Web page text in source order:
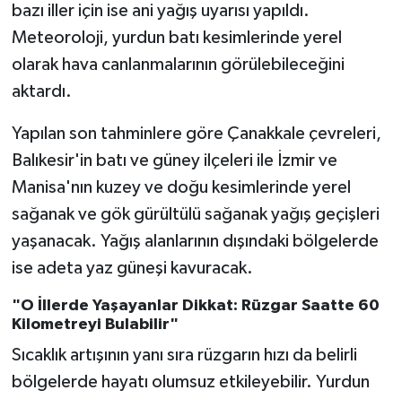
bazı iller için ise ani yağış uyarısı yapıldı.
Meteoroloji, yurdun batı kesimlerinde yerel
olarak hava canlanmalarının görülebileceğini
aktardı.
Yapılan son tahminlere göre Çanakkale çevreleri,
Balıkesir'in batı ve güney ilçeleri ile İzmir ve
Manisa'nın kuzey ve doğu kesimlerinde yerel
sağanak ve gök gürültülü sağanak yağış geçişleri
yaşanacak. Yağış alanlarının dışındaki bölgelerde
ise adeta yaz güneşi kavuracak.
"O İllerde Yaşayanlar Dikkat: Rüzgar Saatte 60
Kilometreyi Bulabilir"
Sıcaklık artışının yanı sıra rüzgarın hızı da belirli
bölgelerde hayatı olumsuz etkileyebilir. Yurdun